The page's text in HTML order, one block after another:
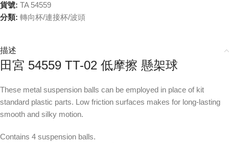
貨號: TA 54559
分類: 轉向杯/連接杯/波頭
描述
田宮 54559 TT-02 低摩擦 懸架球
These metal suspension balls can be employed in place of kit
standard plastic parts. Low friction surfaces makes for long-lasting
smooth and silky motion.
Contains 4 suspension balls.